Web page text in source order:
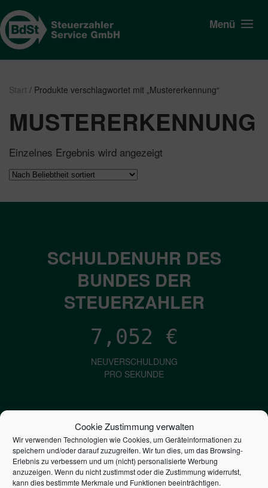
Cookie Zustimmung verwalten
Wir verwenden Technologien wie Cookies, um Geräteinformationen zu
speichern und/oder darauf zuzugreifen. Wir tun dies, um das Browsing-
Erlebnis zu verbessern und um (nicht) personalisierte Werbung
anzuzeigen. Wenn du nicht zustimmst oder die Zustimmung widerrufst,
kann dies bestimmte Merkmale und Funktionen beeinträchtigen.
Menü
Start / Produkte verschlagwortet mit „Mustererkennung“
MUSTERERKENNUNG
Einzelnes Ergebnis wird angezeigt
SCHULDENUHR DES
BUNDES DER
STEUERZAHLER
7,052 €
NEUVERSCHULDUNG
PRO SEKUNDE
1,601€
ZINSEN
PRO SEKUNDE